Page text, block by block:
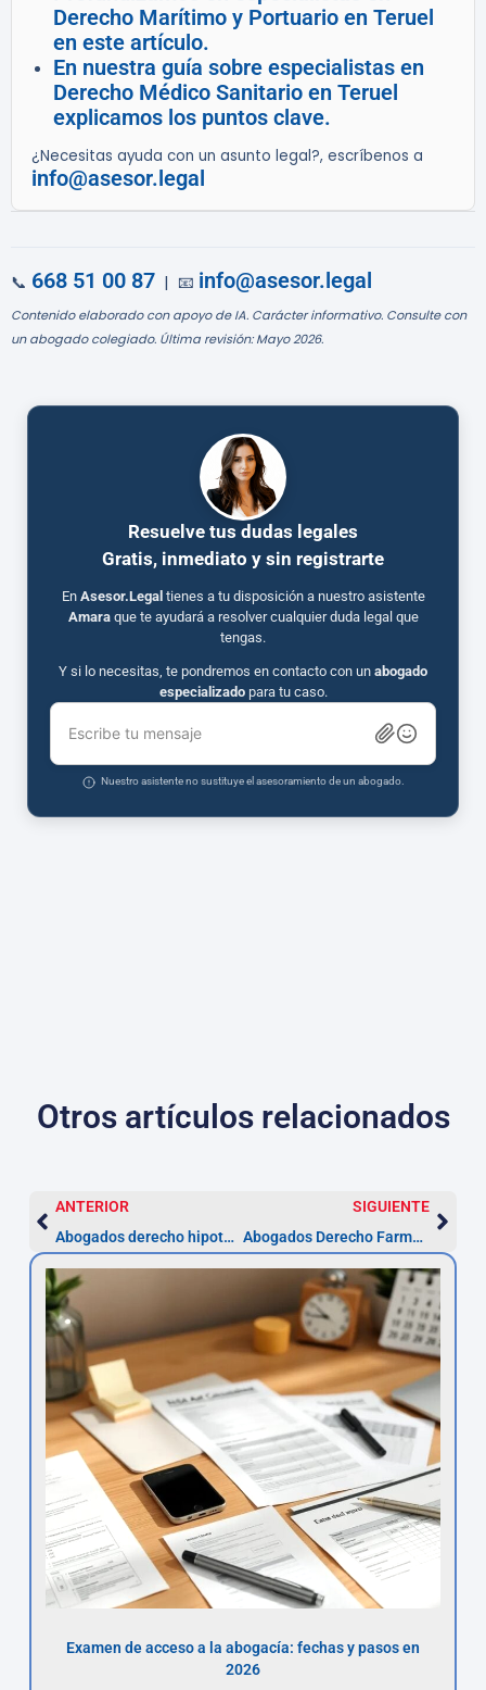
Derecho Marítimo y Portuario en Teruel
en este artículo.
En nuestra guía sobre especialistas en
Derecho Médico Sanitario en Teruel
explicamos los puntos clave.
¿Necesitas ayuda con un asunto legal?, escríbenos a
info@asesor.legal
📞 668 51 00 87 | 📧 info@asesor.legal
Contenido elaborado con apoyo de IA. Carácter informativo. Consulte con
un abogado colegiado. Última revisión: Mayo 2026.
Resuelve tus dudas legales
Gratis, inmediato y sin registrarte
En Asesor.Legal tienes a tu disposición a nuestro asistente
Amaraque te ayudará a resolver cualquier duda legal que
tengas.
Y si lo necesitas, te pondremos en contacto con un abogado
especializadopara tu caso.
Escribe tu mensaje
Nuestro asistente no sustituye el asesoramiento de un abogado.
Otros artículos relacionados
ANTERIOR
Abogados derecho hipotecario en Teruel (2026)
SIGUIENTE
Abogados Derecho Farmacéutico en Teruel
Examen de acceso a la abogacía: fechas y pasos en
2026